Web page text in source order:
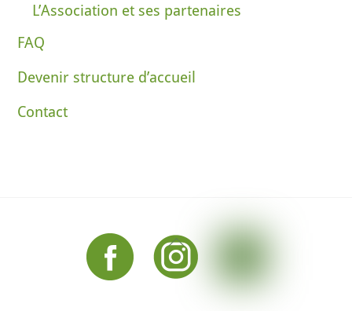
L’Association et ses partenaires
FAQ
Devenir structure d’accueil
Contact
Back
To